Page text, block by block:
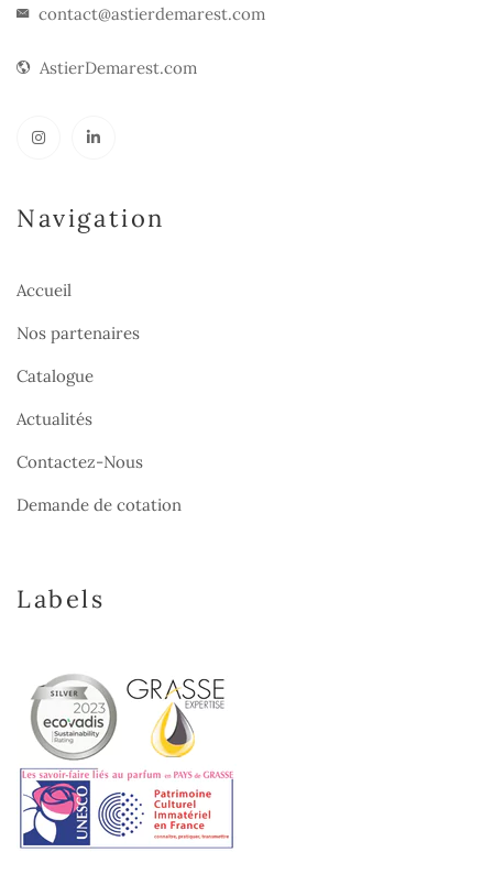
contact@astierdemarest.com
AstierDemarest.com
Navigation
Accueil
Nos partenaires
Catalogue
Actualités
Contactez-Nous
Demande de cotation
Labels